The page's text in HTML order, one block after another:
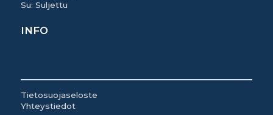
Su: Suljettu
INFO
Tietosuojaseloste
Yhteystiedot